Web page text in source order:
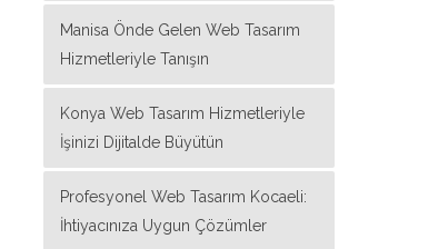
Manisa Önde Gelen Web Tasarım
Hizmetleriyle Tanışın
Konya Web Tasarım Hizmetleriyle
İşinizi Dijitalde Büyütün
Profesyonel Web Tasarım Kocaeli:
İhtiyacınıza Uygun Çözümler